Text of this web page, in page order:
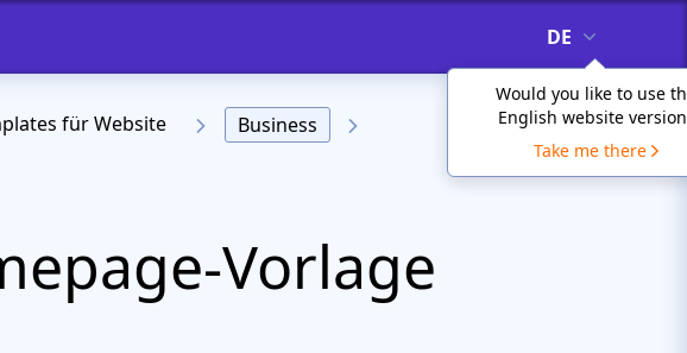
DE
Would you like to use
English website
Take me there
für Website
Business
Vorlage